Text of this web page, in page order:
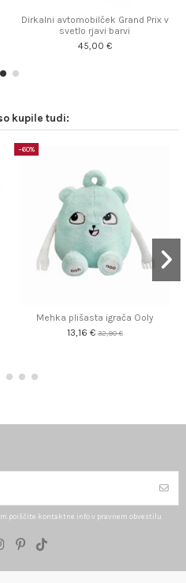
Dirkalni avtomobilček Grand Prix v
svetlo rjavi barvi
45,00 €
kupile tudi:
−60%
Mehka plišasta igrača Ooly
13,16 € 32,90 €
poiščite kontaktne info v pravnem obvestilu.